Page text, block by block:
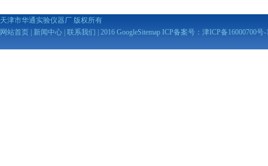
天津市华通实验仪器厂 版权所有
网站首页
新闻中心 联系我们 | 2016 GoogleSitemap ICP备案号： 津ICP备16000700号-